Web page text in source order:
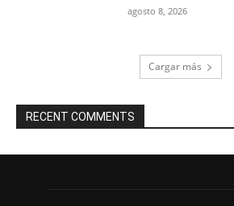
agosto 8, 2026
Cargar más
RECENT COMMENTS